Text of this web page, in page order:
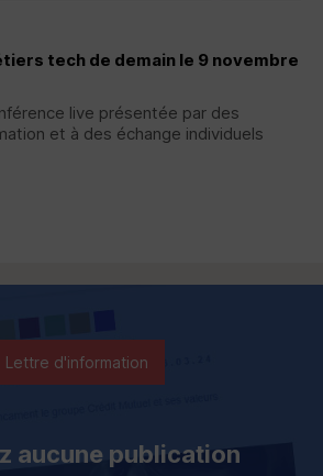
tech de demain le 9 novembre
live présentée par des
et à des échange individuels
Lettre d'information
aucune publication